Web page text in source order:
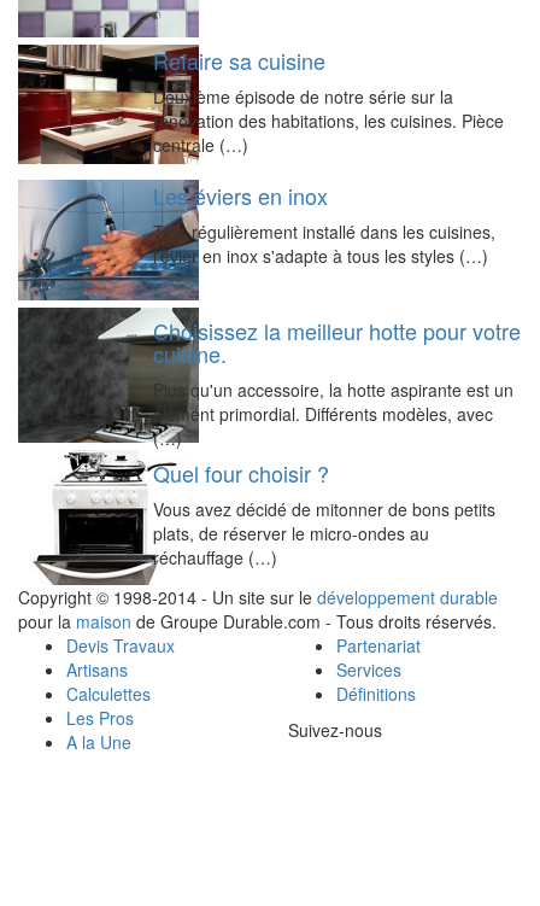
Refaire sa cuisine
Deuxième épisode de notre série sur la
rénovation des habitations, les cuisines. Pièce
centrale (…)
Les éviers en inox
Très régulièrement installé dans les cuisines,
l'évier en inox s'adapte à tous les styles (…)
Choisissez la meilleur hotte pour votre
cuisine.
Plus qu'un accessoire, la hotte aspirante est un
élément primordial. Différents modèles, avec
(…)
Quel four choisir ?
Vous avez décidé de mitonner de bons petits
plats, de réserver le micro-ondes au
réchauffage (…)
Copyright © 1998-2014 - Un site sur le développement durable
pour la maison de Groupe Durable.com - Tous droits réservés.
Devis Travaux
Artisans
Calculettes
Les Pros
A la Une
Partenariat
Services
Définitions
Suivez-nous